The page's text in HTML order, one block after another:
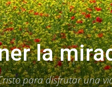
la
para disfrutar una